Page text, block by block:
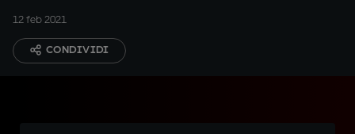
12 feb 2021
CONDIVIDI